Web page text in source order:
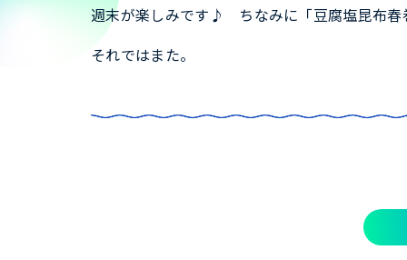
週末が楽しみです♪ ちなみに「豆腐塩昆布春
それではまた。